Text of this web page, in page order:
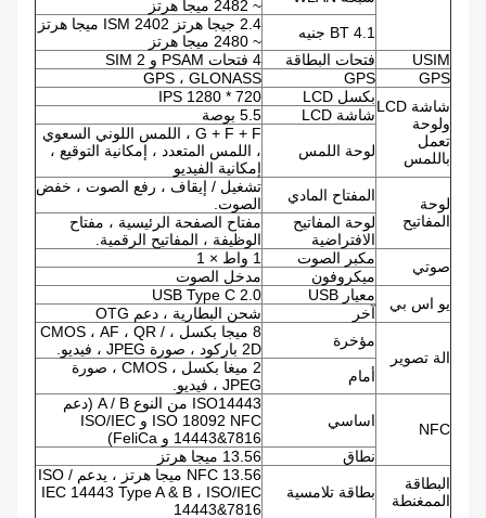
~ 2482 ميجا هرتز
BT 4.1 جنيه
2.4 جيجا هرتز ISM 2402 ميجا هرتز
~ 2480 ميجا هرتز
USIM
فتحات البطاقة
4 فتحات PSAM و 2 SIM
GPS
GPS
GPS ، GLONASS
شاشة LCD
ولوحة
تعمل
باللمس
بكسل LCD
720 * 1280 IPS
شاشة LCD
5.5 بوصة
لوحة اللمس
G + F + F ، اللمس اللوني السعوي
، اللمس المتعدد ، إمكانية التوقيع ،
إمكانية الفيديو
لوحة
المفاتيح
المفتاح المادي
تشغيل / إيقاف ، رفع الصوت ، خفض
الصوت.
لوحة المفاتيح
الافتراضية
مفتاح الصفحة الرئيسية ، مفتاح
الوظيفة ، المفاتيح الرقمية.
صوتي
مكبر الصوت
1 واط × 1
ميكروفون
مدخل الصوت
يو اس بي
معيار USB
USB Type C 2.0
آخر
شحن البطارية ، دعم OTG
الة تصوير
مؤخرة
8 ميجا بكسل ، CMOS ، AF ، QR /
2D باركود ، صورة JPEG ، فيديو.
أمام
2 ميغا بكسل ، CMOS ، صورة
JPEG ، فيديو.
NFC اساسي
ISO14443 من النوع A / B (دعم
ISO 18092 NFC و ISO/IEC
14443&7816 و FeliCa)
نطاق
13.56 ميجا هرتز
البطاقة
الممغنطة
بطاقة تلامسية
NFC 13.56 ميجا هرتز ، يدعم ISO /
IEC 14443 Type A & B ، ISO/IEC
14443&7816